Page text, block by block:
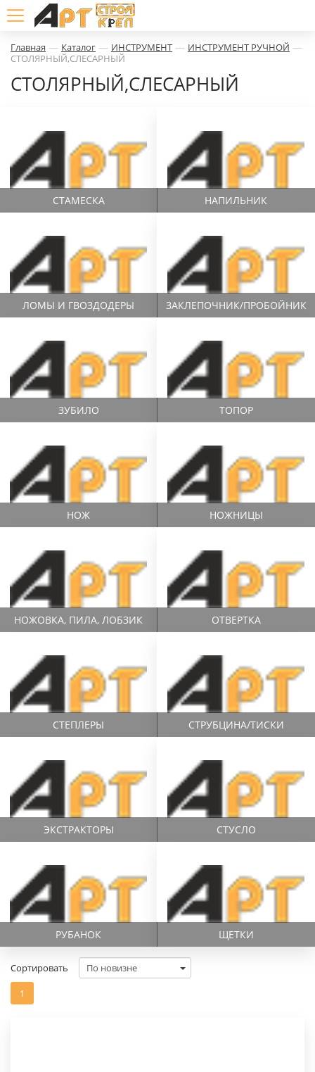
Главная — Каталог — ИНСТРУМЕНТ — ИНСТРУМЕНТ РУЧНОЙ —
СТОЛЯРНЫЙ,СЛЕСАРНЫЙ
СТОЛЯРНЫЙ,СЛЕСАРНЫЙ
СТАМЕСКА НАПИЛЬНИК
ЛОМЫ И ГВОЗДОДЕРЫ ЗАКЛЕПОЧНИК/ПРОБОЙНИК
ЗУБИЛО ТОПОР
НОЖ НОЖНИЦЫ
НОЖОВКА, ПИЛА, ЛОБЗИК ОТВЕРТКА
СТЕПЛЕРЫ СТРУБЦИНА/ТИСКИ
ЭКСТРАКТОРЫ СТУСЛО
РУБАНОК ЩЕТКИ
1
Сортировать